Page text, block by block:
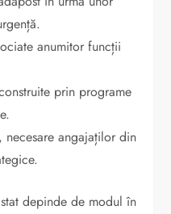
anumitor funcții
prin programe
, necesare angajaților din
depinde de modul în